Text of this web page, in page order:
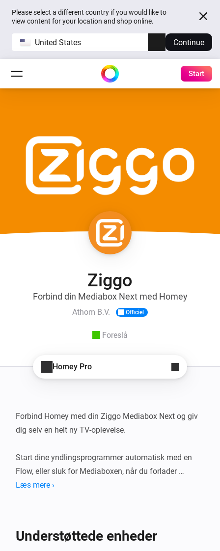
Please select a different country if you would like to
view content for your location and shop online.
United States Continue
Start
Ziggo
Forbind din Mediabox Next med Homey
Athom B.V. Officiel
Foreslå
Homey Pro
Forbind Homey med din Ziggo Mediabox Next og giv
dig selv en helt ny TV-oplevelse.
Start dine yndlingsprogrammer automatisk med en
Flow, eller sluk for Mediaboxen, når du forlader
hjemmet — det er helt op til dig.
Læs mere ›
Understøttede enheder